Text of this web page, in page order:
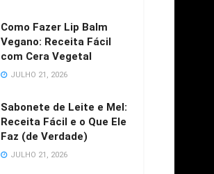
Como Fazer Lip Balm
Vegano: Receita Fácil
com Cera Vegetal
JULHO 21, 2026
Sabonete de Leite e Mel:
Receita Fácil e o Que Ele
Faz (de Verdade)
JULHO 21, 2026